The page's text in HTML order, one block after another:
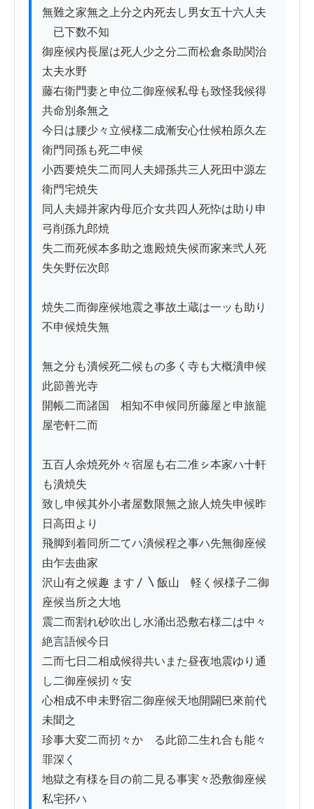
無難之家無之上分之内死去し男女五十六人夫
ゟ已下数不知
御座候内長屋は死人少之分二而松倉条助関治
太夫水野
藤右衛門妻と申位二御座候私母も致怪我候得
共命別条無之
今日は腰少々立候様二成漸安心仕候柏原久左
衛門同孫も死二申候
小西要焼失二而同人夫婦孫共三人死田中源左
衛門宅焼失
同人夫婦并家内母厄介女共四人死忰は助り申
弓削孫九郎焼
失二而死候本多助之進殿焼失候而家来弐人死
失矢野伝次郎
焼失二而御座候地震之事故土蔵は一ッも助り
不申候焼失無
無之分も潰候死二候もの多く寺も大概潰申候
此節善光寺
開帳二而諸国ゟ相知不申候同所藤屋と申旅籠
屋壱軒二而
五百人余焼死外々宿屋も右二准ㇱ本家ハ十軒
も潰焼失
致し申候其外小者屋数限無之旅人焼失申候昨
日高田より
飛脚到着同所二てハ潰候程之事ハ先無御座候
由乍去曲家
沢山有之候趣 ます〳〵飯山ゟ軽く候様子二御
座候当所之大地
震二而割れ砂吹出し水涌出恐敷右様二は中々
絶言語候今日
二而七日二相成候得共いまた昼夜地震ゆり通
し二御座候扨々安
心相成不申未野宿二御座候天地開闢巳來前代
未聞之
珍事大変二而扨々かゝる此節二生れ合も能々
罪深く
地獄之有様を目の前二見る事実々恐敷御座候
私宅抔ハ